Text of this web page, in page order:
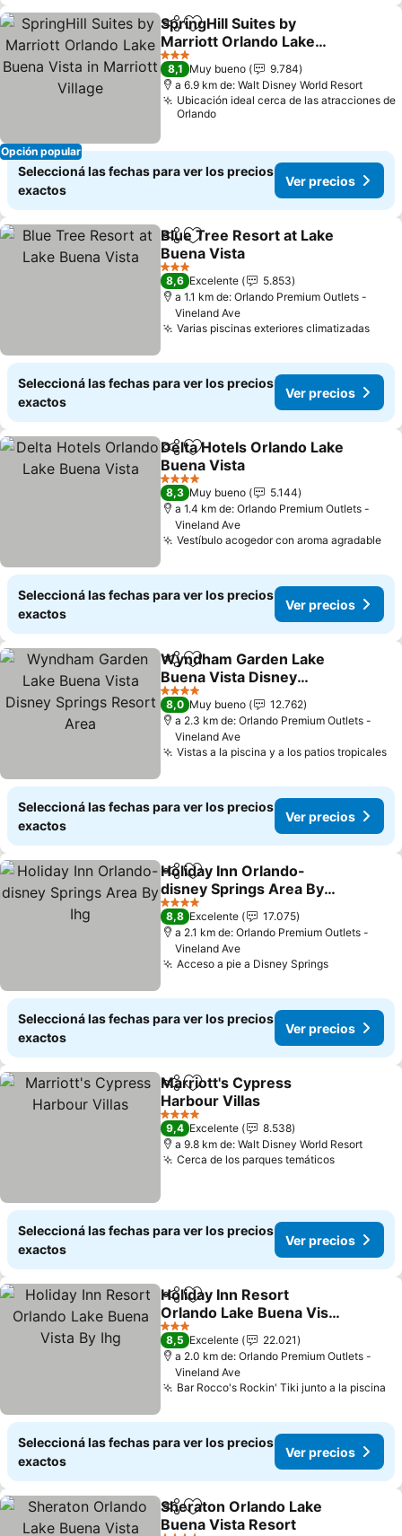
Opción popular
CompartirAñadir a favoritos
SpringHill Suites by
Marriott Orlando Lake
Buena Vista in Marriott
Village
3 Estrellas
8,1 Muy bueno
9.784
a 6.9 km de: Walt Disney World Resort
Ubicación ideal cerca de las atracciones de
Orlando
Seleccioná las fechas para ver los precios
exactos
Ver precios
CompartirAñadir a favoritos
Blue Tree Resort at Lake
Buena Vista
3 Estrellas
8,6 Excelente
5.853
a 1.1 km de: Orlando Premium Outlets -
Vineland Ave
Varias piscinas exteriores climatizadas
Seleccioná las fechas para ver los precios
exactos
Ver precios
CompartirAñadir a favoritos
Delta Hotels Orlando Lake
Buena Vista
4 Estrellas
8,3 Muy bueno
5.144
a 1.4 km de: Orlando Premium Outlets -
Vineland Ave
Vestíbulo acogedor con aroma agradable
Seleccioná las fechas para ver los precios
exactos
Ver precios
CompartirAñadir a favoritos
Wyndham Garden Lake
Buena Vista Disney
Springs Resort Area
4 Estrellas
8,0 Muy bueno
12.762
a 2.3 km de: Orlando Premium Outlets -
Vineland Ave
Vistas a la piscina y a los patios tropicales
Seleccioná las fechas para ver los precios
exactos
Ver precios
CompartirAñadir a favoritos
Holiday Inn Orlando-
disney Springs Area By
Ihg
4 Estrellas
8,8 Excelente
17.075
a 2.1 km de: Orlando Premium Outlets -
Vineland Ave
Acceso a pie a Disney Springs
Seleccioná las fechas para ver los precios
exactos
Ver precios
CompartirAñadir a favoritos
Marriott's Cypress
Harbour Villas
4 Estrellas
9,4 Excelente
8.538
a 9.8 km de: Walt Disney World Resort
Cerca de los parques temáticos
Seleccioná las fechas para ver los precios
exactos
Ver precios
CompartirAñadir a favoritos
Holiday Inn Resort
Orlando Lake Buena Vista
By Ihg
3 Estrellas
8,5 Excelente
22.021
a 2.0 km de: Orlando Premium Outlets -
Vineland Ave
Bar Rocco's Rockin' Tiki junto a la piscina
Seleccioná las fechas para ver los precios
exactos
Ver precios
CompartirAñadir a favoritos
Sheraton Orlando Lake
Buena Vista Resort